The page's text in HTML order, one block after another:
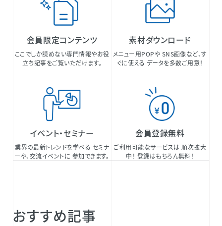
会員限定コンテンツ
ここでしか読めない専門情報やお役
立ち記事をご覧いただけます。
素材ダウンロード
メニュー用POPや SNS画像など、す
ぐに使える データを多数ご用意！
イベント・セミナー
業界の最新トレンドを学べる セミナ
ーや、交流イベントに 参加できます。
会員登録無料
ご利用可能なサービスは 順次拡大
中！ 登録はもちろん無料！
おすすめ記事